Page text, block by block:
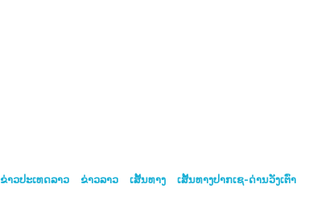
ຂ່າວປະເທດລາວ ຂ່າວລາວ ເສັ້ນທາງ ເສັ້ນທາງປາກເຊ-ດ່ານວັງເຕົ່າ